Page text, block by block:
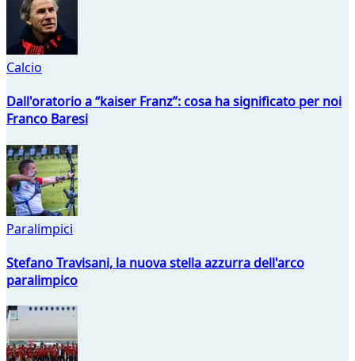
Calcio
Dall'oratorio a “kaiser Franz”: cosa ha significato per noi
Franco Baresi
Paralimpici
Stefano Travisani, la nuova stella azzurra dell'arco
paralimpico